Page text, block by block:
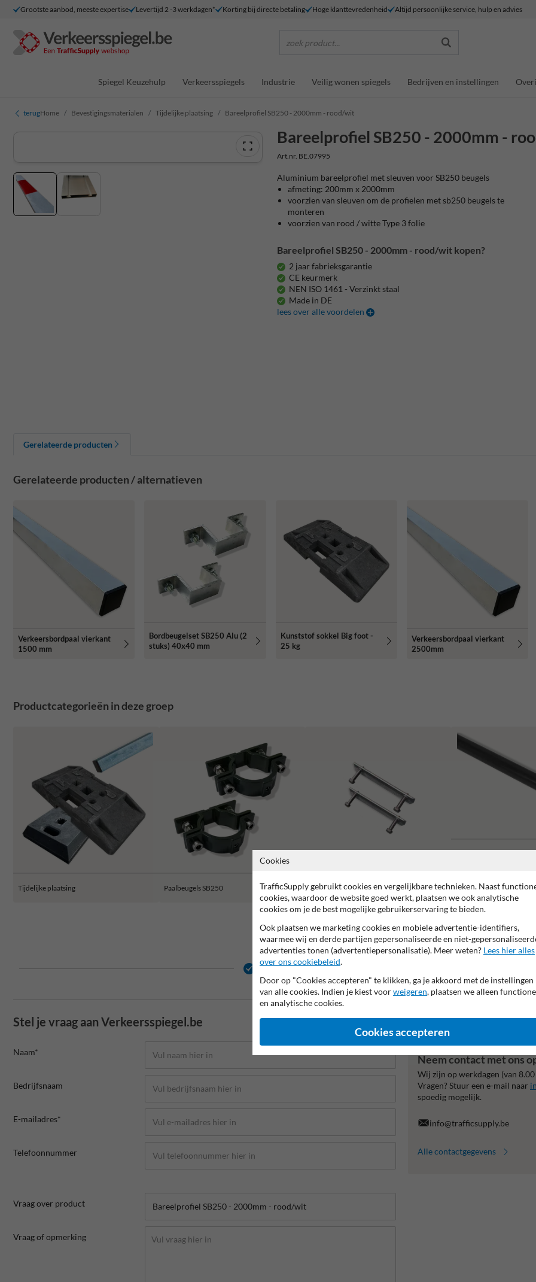
Grootste aanbod, meeste expertise Levertijd 2 -3 werkdagen* Korting bij directe betaling Hoge klanttevredenheid Altijd persoonlijke service, hulp en advies
zoek product...
Spiegel Keuzehulp Verkeersspiegels Industrie Veilig wonen spiegels Bedrijven en instellingen
terugHome Bevestigingsmaterialen Tijdelijke plaatsing Bareelprofiel SB250 - 2000mm - rood/wit
Bareelprofiel SB250 - 2000mm -
Art.nr. BE.07995
Aluminium bareelprofiel met sleuven voor SB250 beugels
afmeting: 200mm x 2000mm
voorzien van sleuven om de profielen met sb250 beugels te
monteren
voorzien van rood / witte Type 3 folie
Bareelprofiel SB250 - 2000mm - rood/wit kopen?
2 jaar fabrieksgarantie
CE keurmerk
NEN ISO 1461 - Verzinkt staal
Made in DE
lees over alle voordelen
Gerelateerde producten
Gerelateerde producten / alternatieven
Verkeersbordpaal vierkant
1500 mm
Bordbeugelset SB250 Alu (2
stuks) 40x40 mm
Kunststof sokkel Big foot -
25 kg
Verkeersbordpaal vierkant
2500mm
Productcategorieën in deze groep
Tijdelijke plaatsing Paalbeugels SB250 Muur en hekwerkbeugels
2 jaar fabrieksgarantie NEN ISO 1461 -
Stel je vraag aan Verkeersspiegel.be
Naam*
Bedrijfsnaam
E-mailadres*
Telefoonnummer
Vraag over product
Vraag of opmerking
Neem contact met ons
Wij zijn op werkdagen (van
Vragen? Stuur een e-mail naar
spoedig mogelijk.
info@trafficsupply.be
Alle contactgegevens
Cookies
TrafficSupply gebruikt cookies en vergelijkbare technieken. Naast
cookies, waardoor de website goed werkt, plaatsen we ook analytische
cookies om je de best mogelijke gebruikerservaring te bieden.
Ook plaatsen we marketing cookies en mobiele advertentie-identifiers,
waarmee wij en derde partijen gepersonaliseerde en niet-
advertenties tonen (advertentiepersonalisatie). Meer weten? Lees hier alles
over ons cookiebeleid.
Door op "Cookies accepteren" te klikken, ga je akkoord met de instellingen
van alle cookies. Indien je kiest voorweigeren, plaatsen we alleen
en analytische cookies.
Cookies accepteren